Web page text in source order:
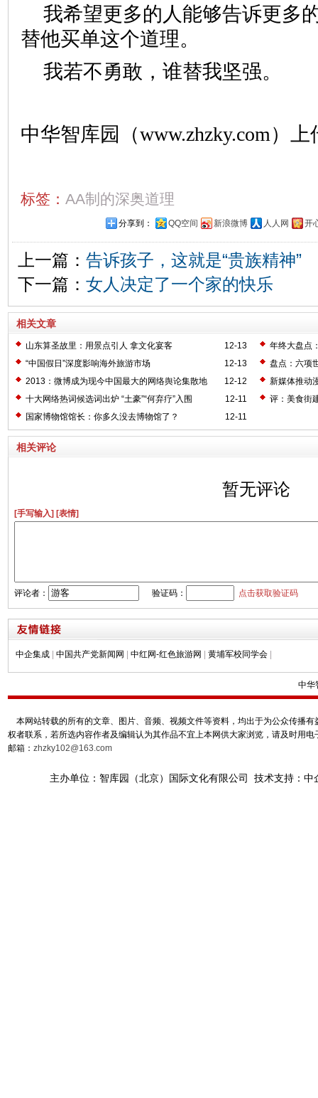
我希望更多的人能够告诉更多
替他买单这个道理。
我若不勇敢，谁替我坚强。
中华智库园（www.zhzky.com）上
标签： AA制的深奥道理
分享到： QQ空间 新浪微博 人人网 开
上一篇： 告诉孩子，这就是“贵族精神”
下一篇： 女人决定了一个家的快乐
相关文章
12-13
山东算圣故里：用景点引人 拿文化宴客
年终大盘点
12-13
“中国假日”深度影响海外旅游市场
盘点：六项
12-12
2013：微博成为现今中国最大的网络舆论集散地
新媒体推动
12-11
十大网络热词候选词出炉 “土豪”“何弃疗”入围
评：美食街
12-11
国家博物馆馆长：你多久没去博物馆了？
相关评论
暂无评论
[手写输入] [表情]
评论者： 验证码： 点击获取验证码
中企集成 中国共产党新闻网 中红网-红色旅游网 黄埔军校同学会
中华
本网站转载的所有的文章、图片、音频、视频文件等资料，均出于为公众传播
权者联系，若所选内容作者及编辑认为其作品不宜上本网供大家浏览，请及时用
邮箱： zhzky102@163.com
主办单位：智库园（北京）国际文化有限公司 技术支持：